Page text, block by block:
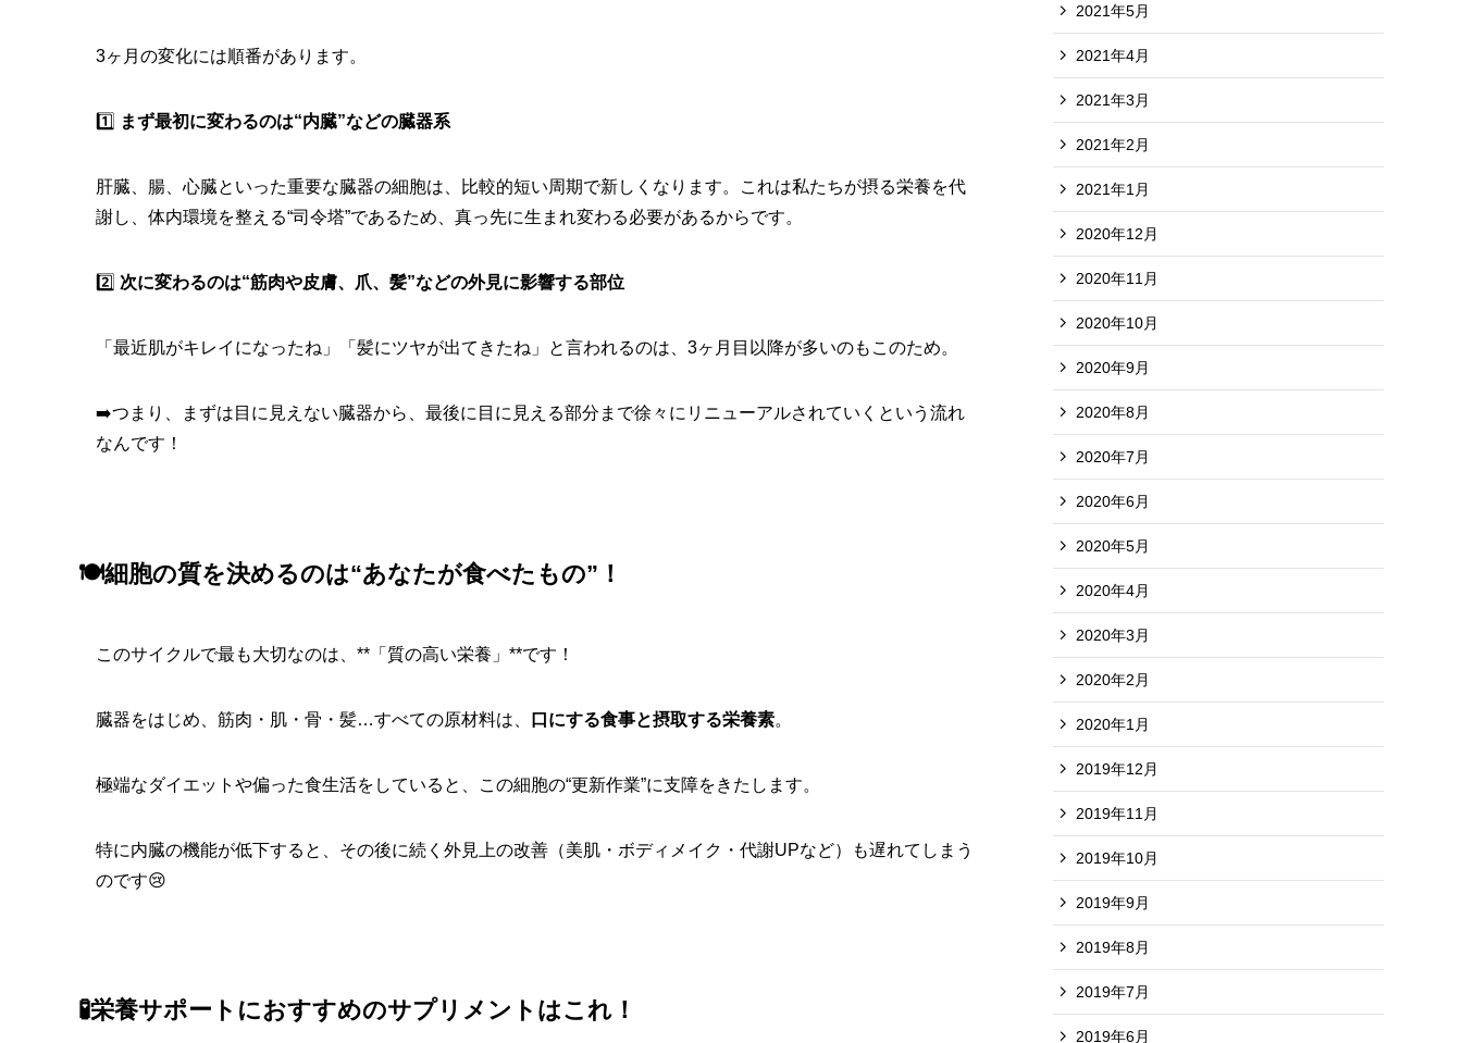
3ヶ月の変化には順番があります。
1️⃣ まず最初に変わるのは“内臓”などの臓器系
肝臓、腸、心臓といった重要な臓器の細胞は、比較的短い周期で新しくなります。これは私たちが摂る栄養を代
謝し、体内環境を整える“司令塔”であるため、真っ先に生まれ変わる必要があるからです。
2️⃣ 次に変わるのは“筋肉や皮膚、爪、髪”などの外見に影響する部位
「最近肌がキレイになったね」「髪にツヤが出てきたね」と言われるのは、3ヶ月目以降が多いのもこのため。
➡️つまり、まずは目に見えない臓器から、最後に目に見える部分まで徐々にリニューアルされていくという流れ
なんです！
🍽️細胞の質を決めるのは“あなたが食べたもの”！
このサイクルで最も大切なのは、**「質の高い栄養」**です！
臓器をはじめ、筋肉・肌・骨・髪…すべての原材料は、 口にする食事と摂取する栄養素。
極端なダイエットや偏った食生活をしていると、この細胞の“更新作業”に支障をきたします。
特に内臓の機能が低下すると、その後に続く外見上の改善（美肌・ボディメイク・代謝UPなど）も遅れてしまう
のです😢
🧪栄養サポートにおすすめのサプリメントはこれ！
2021年5月
2021年4月
2021年3月
2021年2月
2021年1月
2020年12月
2020年11月
2020年10月
2020年9月
2020年8月
2020年7月
2020年6月
2020年5月
2020年4月
2020年3月
2020年2月
2020年1月
2019年12月
2019年11月
2019年10月
2019年9月
2019年8月
2019年7月
2019年6月